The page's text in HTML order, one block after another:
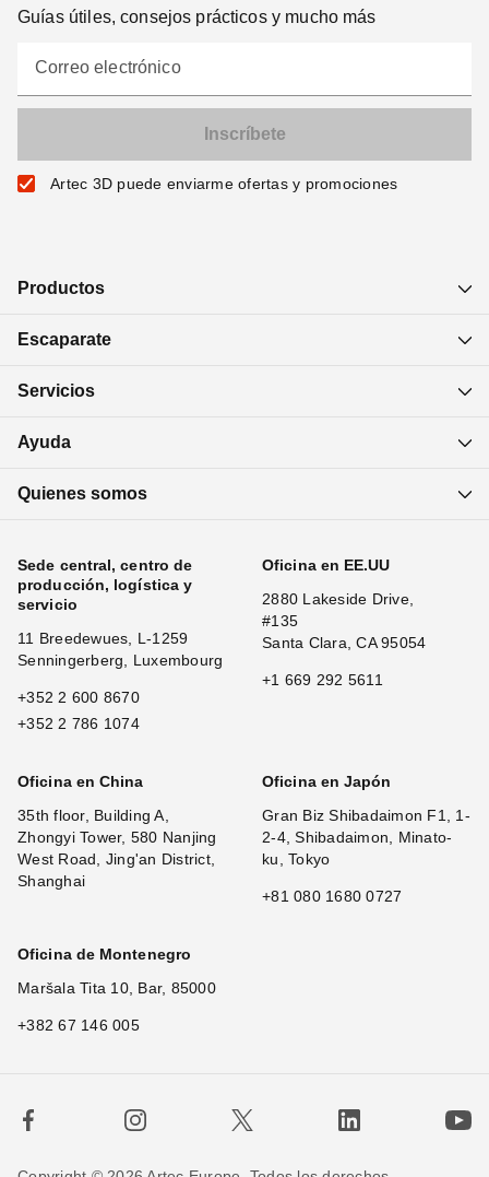
Guías útiles, consejos prácticos y mucho más
Correo electrónico
Artec 3D puede enviarme ofertas y promociones
Productos
Escaparate
Servicios
Ayuda
Quienes somos
Sede central, centro de
producción, logística y
servicio
11 Breedewues, L-1259
Senningerberg, Luxembourg
+352 2 600 8670
+352 2 786 1074
Oficina en EE.UU
2880 Lakeside Drive,
#135
Santa Clara, CA 95054
+1 669 292 5611
Oficina en China
35th floor, Building A,
Zhongyi Tower, 580 Nanjing
West Road, Jing'an District,
Shanghai
Oficina en Japón
Gran Biz Shibadaimon F1, 1-
2-4, Shibadaimon, Minato-
ku, Tokyo
+81 080 1680 0727
Oficina de Montenegro
Maršala Tita 10, Bar, 85000
+382 67 146 005